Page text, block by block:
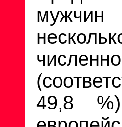
49,8